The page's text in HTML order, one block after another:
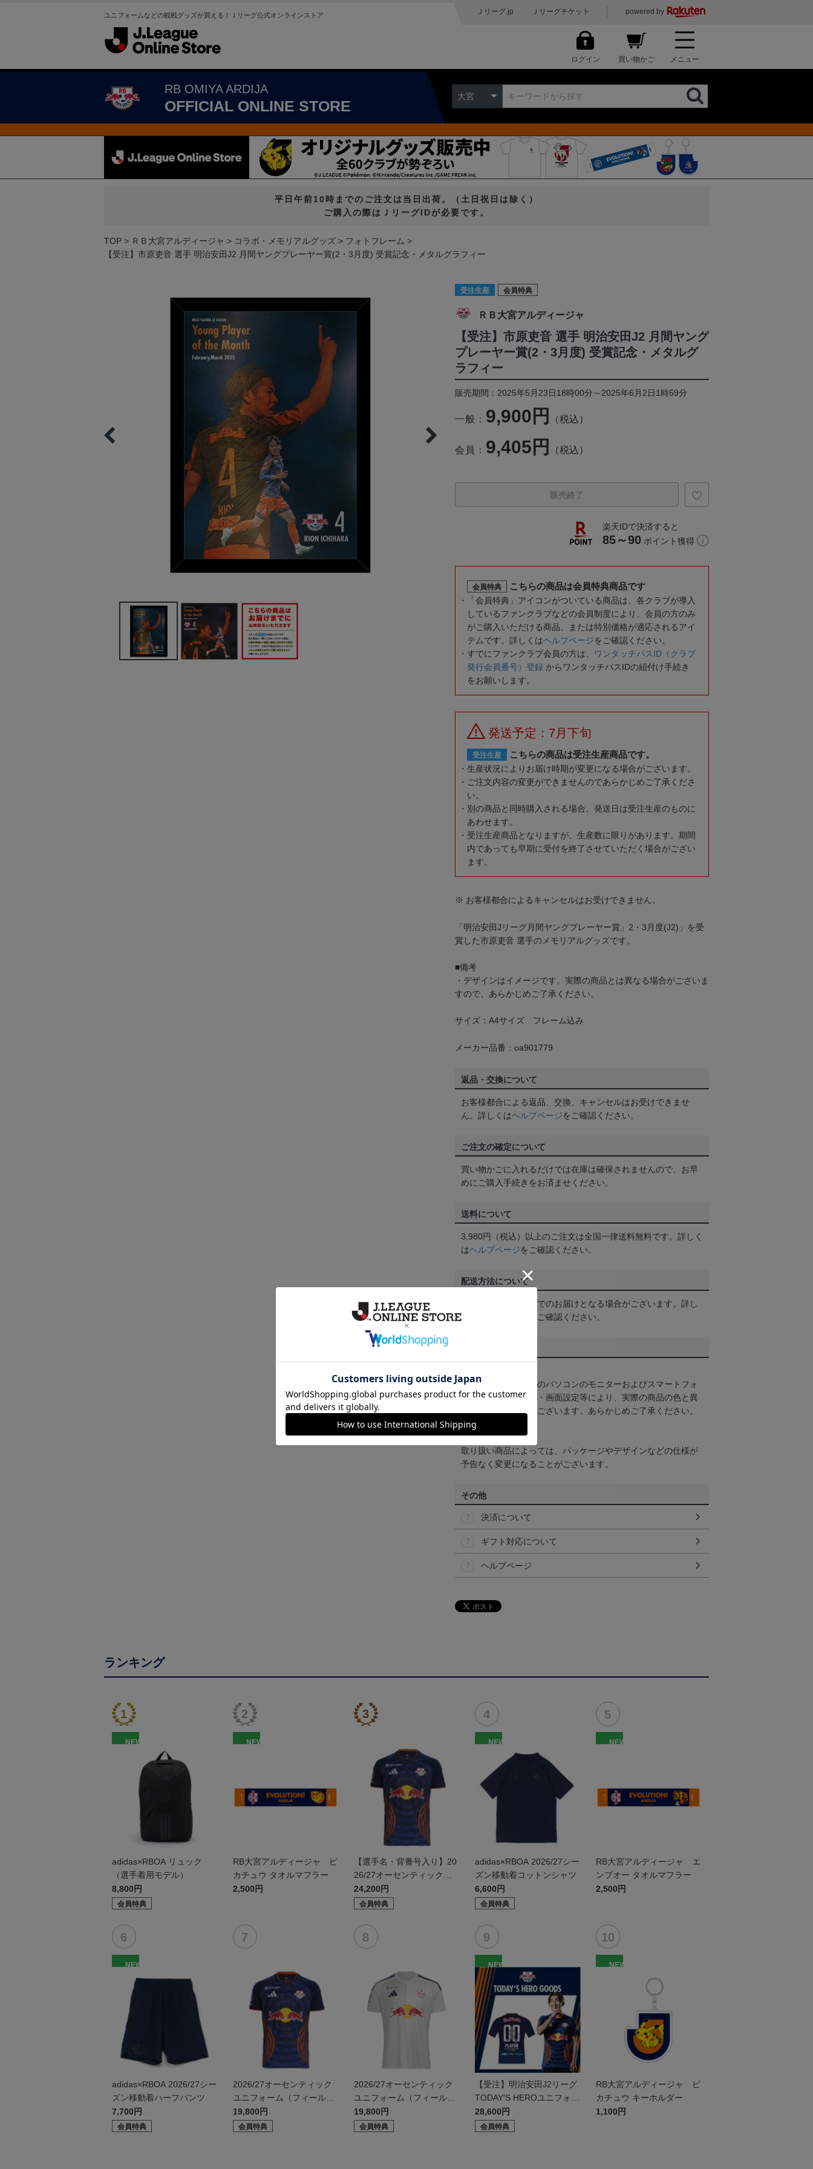
ユニフォームなどの観戦グッズが買える！Ｊリーグ公式オンラインストア Ｊリーグ.jp Ｊリーグチケット powered by
ログイン 買い物かご メニュー
RB OMIYA ARDIJA
OFFICIAL ONLINE STORE
大宮
平日午前10時までのご注文は当日出荷。（土日祝日は除く）
ご購入の際はＪリーグIDが必要です。
TOP ＲＢ大宮アルディージャ コラボ・メモリアルグッズ
フォトフレーム
【受注】市原吏音 選手 明治安田J2 月間ヤングプレーヤー賞(2・3月度) 受賞記念・メタルグラフィー
受注生産 会員特典
ＲＢ大宮アルディージャ
【受注】市原吏音 選手 明治安田J2 月間ヤング
プレーヤー賞(2・3月度) 受賞記念・メタルグ
ラフィー
販売期間：2025年5月23日18時00分～2025年6月2日1時59分
一般： 9,900円 （税込）
会員： 9,405円 （税込）
販売終了
楽天IDで決済すると
85～90 ポイント獲得
会員特典 こちらの商品は会員特典商品です
「会員特典」アイコンがついている商品は、各クラブが導入
しているファンクラブなどの会員制度により、会員の方のみ
がご購入いただける商品、または特別価格が適応されるアイ
テムです。詳しくはヘルプページをご確認ください。
すでにファンクラブ会員の方は、
ワンタッチパスID（クラブ
発行会員番号）登録 からワンタッチパスIDの紐付け手続き
をお願いします。
発送予定：7月下旬
受注生産 こちらの商品は受注生産商品です。
生産状況によりお届け時期が変更になる場合がございます。
ご注文内容の変更ができませんのであらかじめご了承くださ
い。
別の商品と同時購入される場合、発送日は受注生産のものに
あわせます。
受注生産商品となりますが、生産数に限りがあります。期間
内であっても早期に受付を終了させていただく場合がござい
ます。
※ お客様都合によるキャンセルはお受けできません。
「明治安田Jリーグ月間ヤングプレーヤー賞」2・3月度(J2)」を受
賞した市原吏音 選手のメモリアルグッズです。
■備考
・デザインはイメージです。実際の商品とは異なる場合がございま
すので、あらかじめご了承ください。
サイズ：A4サイズ フレーム込み
メーカー品番：oa901779
返品・交換について
お客様都合による返品、交換、キャンセルはお受けできませ
ん。詳しくはヘルプページをご確認ください。
ご注文の確定について
買い物かごに入れるだけでは在庫は確保されませんので、お早
めにご購入手続きをお済ませください。
送料について
3,980円（税込）以上のご注文は全国一律送料無料です。詳しく
はヘルプページをご確認ください。
配送方法について
一部商品はメール便でのお届けとなる場合がございます。詳し
くは
をご確認ください。
商品画像は、お使いのパソコンのモニターおよびスマートフォ
ンのメーカー・機種・画面設定等により、実際の商品の色と異
なって見える場合がございます。あらかじめご了承ください。
【仕様について】
取り扱い商品によっては、パッケージやデザインなどの仕様が
予告なく変更になることがございます。
その他
決済について
ギフト対応について
ヘルプページ
ランキング
NEW
adidas×RBOA リュック
（選手着用モデル）
8,800円
会員特典
NEW
RB大宮アルディージャ ピ
カチュウ タオルマフラー
2,500円
【選手名・背番号入り】20
26/27オーセンティックユ
ニフォーム（フィールド1s
t）
24,200円
会員特典
NEW
adidas×RBOA 2026/27シー
ズン移動着コットンシャツ
6,600円
会員特典
NEW
RB大宮アルディージャ エ
ンブオー タオルマフラー
2,500円
NEW
adidas×RBOA 2026/27シー
ズン移動着ハーフパンツ
7,700円
会員特典
2026/27オーセンティック
ユニフォーム（フィールド
1st）
19,800円
会員特典
2026/27オーセンティック
ユニフォーム（フィールド
2nd）
19,800円
会員特典
NEW
【受注】明治安田J2リーグ
TODAY'S HEROユニフォー
ム（8/8 アルビレックス新
潟戦）
28,600円
会員特典
NEW
RB大宮アルディージャ ピ
カチュウ キーホルダー
1,100円